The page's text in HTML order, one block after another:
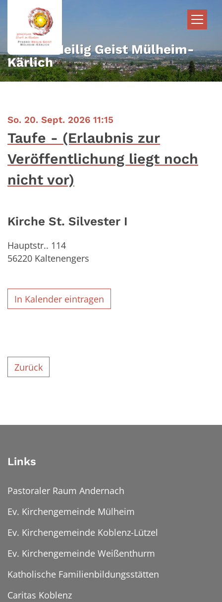
Zum Inhalt springen
Pfarrei Heilig Geist Mülheim-
Kärlich
So. 20. Sept. 2026 11:15
Taufe - (Erlaubnis zur
Veröffentlichung liegt noch
nicht vor)
Kirche St. Silvester I
Hauptstr.. 114
56220 Kaltenengers
In Kalender eintragen
Zurück
Links
Pastoraler Raum Andernach
Ev. Kirchengemeinde Mülheim
Ev. Kirchengemeinde Koblenz-Lützel
Ev. Kirchengemeinde Weißenthurm
Katholische Familienbildungsstätten
Caritas Koblenz